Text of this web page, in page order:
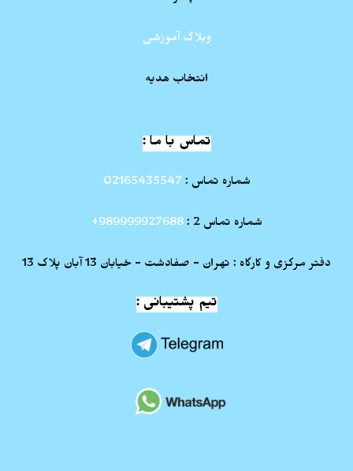
وبلاگ آموزشی
انتخاب هدیه
تماس با ما :
شماره تماس : 02165435547
شماره تماس 2 : 989999927688+
دفتر مرکزی و کارگاه : تهران - صفادشت - خیابان 13 آبان پلاک 13
تیم پشتیبانی :